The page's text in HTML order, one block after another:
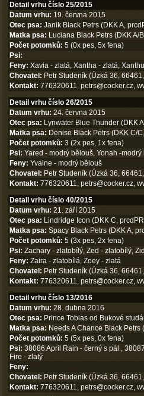
Detail vrhu číslo 25/2015
Datum vrhu: 19. června 2015
Otec psa: Janik Black Petrs (DKK A,
Matka psa: Luciana Black Petrs (DKK A/
Počet potomků: 5 (0x pes, 5x fena)
Psi:
Feny: Xavia - zlatá, Xantha - zlatá,
Chovatel: Petr Studeník (Úzká 36,
Kontakt: 776320611, petrs@cocker.cz,
Detail vrhu číslo 26/2015
Datum vrhu: 24. června 2015
Otec psa: Lynwater Blue Thunder (DKK
Matka psa: Denise Black Petrs (DKK C/
Počet potomků: 3 (2x pes, 1x fena)
Psi: Yared - modrý bělouš, Yonah -modrý
Feny: Yvaine - modrý bělouš
Chovatel: Petr Studeník (Úzká 36,
Kontakt: 776320611, petrs@cocker.cz,
Detail vrhu číslo 40/2015
Datum vrhu: 21. září 2015
Otec psa: Lindridge Icon (DKK C,
Matka psa: Spacy Black Petrs (DKK A,
Počet potomků: 5 (3x pes, 2x fena)
Psi: Zachary - zlatobílý, Zed - zlatobílý,
Feny: Zaira - zlatobílá, Zoey - zlatá
Chovatel: Petr Studeník (Úzká 36,
Kontakt: 776320611, petrs@cocker.cz,
Detail vrhu číslo 13/2016
Datum vrhu: 28. dubna 2016
Otec psa: Prince Tobias od Bukové
Matka psa: Needs A Chance Black
Počet potomků: 5 (5x pes, 0x fena)
Psi: 38086 April Rain - černý s pál.,
Fire - zlatý
Feny:
Chovatel: Petr Studeník (Úzká 36,
Kontakt: 776320611, petrs@cocker.cz,